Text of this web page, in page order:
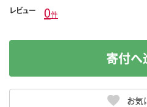
レビュー 0件
お気
寄付へ